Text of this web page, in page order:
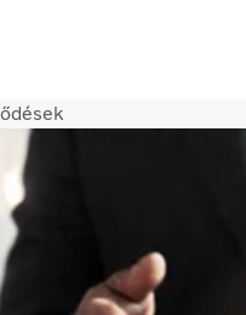
keresése